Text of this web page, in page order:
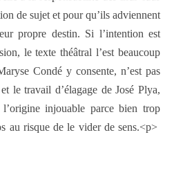
de sujet et pour qu’ils adviennent
propre destin. Si l’intention est
le texte théâtral l’est beaucoup
Condé y consente, n’est pas
le travail d’élagage de José Plya,
injouable parce bien trop
au risque de le vider de sens.<p>